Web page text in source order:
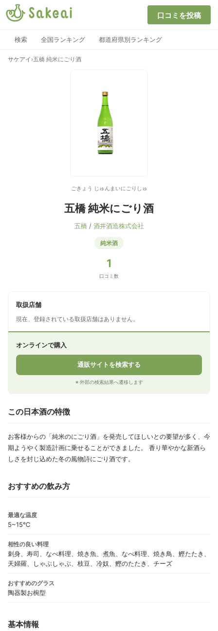
口コミを投稿
検索 全国ランキング 都道府県別ランキング
サケアイ ›五橋 純米にごり酒
ごきょう じゅんまいにごりしゅ
五橋 純米にごり酒
五橋/ 酒井酒造株式会社
純米酒
1
口コミ数
取扱店舗
現在、登録されている取扱店舗はありません。
オンラインで購入
通販サイトを検索する
※ 外部の検索結果へ遷移します
この日本酒の特徴
お客様からの「純米のにごり酒」を発売してほしいとの要望が多く、今
期ようやく製造計画に乗せることができました。 香り華やかな新酒ら
しさを封じ込めた冬の風物詩にごり酒です。
おすすめの飲み方
最適な温度
5~15℃
相性の良い料理
刺身、寿司、なべ料理、焼き魚、煮魚、なべ料理、焼き鳥、鰹たたき、
天婦羅、しゃぶしゃぶ、枝豆、冷奴、鰹のたたき、チーズ
おすすめのグラス
陶器製お椀型
基本情報